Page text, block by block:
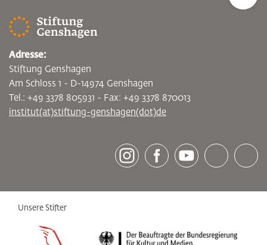
[socialLinksTitle]
Adresse:
Stiftung Genshagen
Am Schloss 1 - D-14974 Genshagen
Tel.: +49 3378 805931 - Fax: +49 3378 870013
institut(at)stiftung-genshagen(dot)de
Unsere Stifter